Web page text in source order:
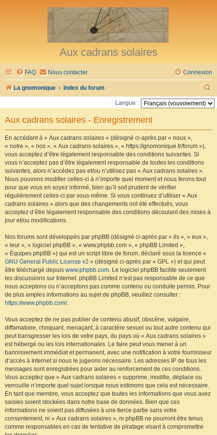
Aux cadrans solaires
FAQ Nous contacter Connexion
La gnomonique Index du forum
e
Langue :
Aux cadrans solaires - Enregistrement
En accédant à « Aux cadrans solaires » (désigné ci-après par « nous »,
« notre », « nos », « Aux cadrans solaires », « https://gnomonique.fr/forum »),
vous acceptez d’être légalement responsable des conditions suivantes. Si
vous n’acceptez pas d’être légalement responsable de toutes les conditions
suivantes, alors n’accédez pas et/ou n’utilisez pas « Aux cadrans solaires ».
Nous pouvons modifier celles-ci à n’importe quel moment et nous ferons tout
pour que vous en soyez informé, bien qu’il soit prudent de vérifier
régulièrement celles-ci par vous-même. Si vous continuez d’utiliser « Aux
cadrans solaires » alors que des changements ont été effectués, vous
acceptez d’être légalement responsable des conditions découlant des mises à
jour et/ou modifications.
Nos forums sont développés par phpBB (désigné ci-après par « ils », « eux »,
« leur », « logiciel phpBB », « www.phpbb.com », « phpBB Limited »,
« Équipes phpBB ») qui est un script libre de forum, déclaré sous la licence «
GNU General Public License v2 » (désigné ci-après par « GPL ») et qui peut
être téléchargé depuis www.phpbb.com. Le logiciel phpBB facilite seulement
les discussions sur Internet. phpBB Limited n’est pas responsable de ce que
nous acceptons ou n’acceptons pas comme contenu ou conduite permis. Pour
de plus amples informations au sujet de phpBB, veuillez consulter :
https://www.phpbb.com/.
Vous acceptez de ne pas publier de contenu abusif, obscène, vulgaire,
diffamatoire, choquant, menaçant, à caractère sexuel ou tout autre contenu qui
peut transgresser les lois de votre pays, du pays où « Aux cadrans solaires »
est hébergé ou les lois internationales. Le faire peut vous mener à un
bannissement immédiat et permanent, avec une notification à votre fournisseur
d’accès à Internet si nous le jugeons nécessaire. Les adresses IP de tous les
messages sont enregistrées pour aider au renforcement de ces conditions.
Vous acceptez que « Aux cadrans solaires » supprime, modifie, déplace ou
verrouille n’importe quel sujet lorsque nous estimons que cela est nécessaire.
En tant que membre, vous acceptez que toutes les informations que vous avez
saisies soient stockées dans notre base de données. Bien que ces
informations ne soient pas diffusées à une tierce partie sans votre
consentement, ni « Aux cadrans solaires », ni phpBB ne pourront être tenus
comme responsables en cas de tentative de piratage visant à compromettre